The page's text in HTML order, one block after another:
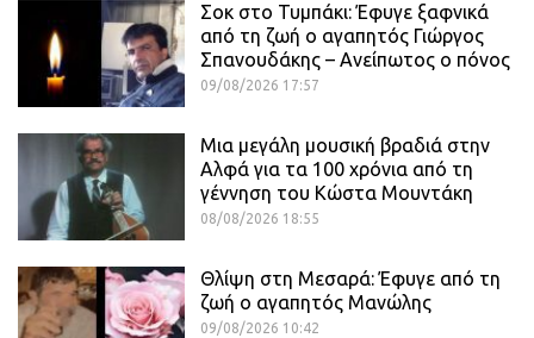
Σοκ στο Τυμπάκι: Έφυγε ξαφνικά
από τη ζωή ο αγαπητός Γιώργος
Σπανουδάκης – Ανείπωτος ο πόνος
09/08/2026 17:57
Μια μεγάλη μουσική βραδιά στην
Αλφά για τα 100 χρόνια από τη
γέννηση του Κώστα Μουντάκη
08/08/2026 18:55
Θλίψη στη Μεσαρά: Έφυγε από τη
ζωή ο αγαπητός Μανώλης
09/08/2026 10:42